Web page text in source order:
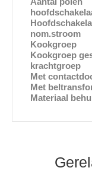
nom.stroom
Kookgroep
Kookgroep
krachtgroep
Met
Met
Materiaal